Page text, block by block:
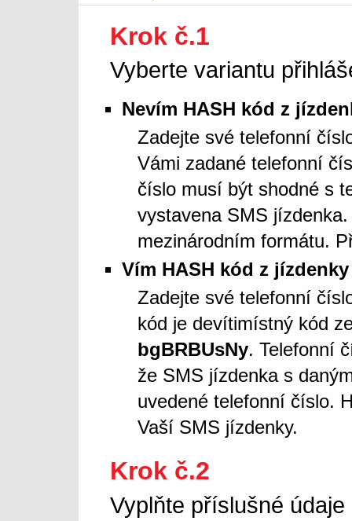
Krok č.1
Vyberte variantu
Nevím HASH kód z
Zadejte své telefonní
Vámi zadané telefonní
číslo musí být shodné s
vystavena SMS
mezinárodním formátu.
Vím HASH kód z jízdenky
Zadejte své telefonní
kód je devítimístný kód
bgBRBUsNy. Telefonní
že SMS jízdenka s
uvedené telefonní číslo.
Vaší SMS jízdenky.
Krok č.2
Vyplňte příslušné